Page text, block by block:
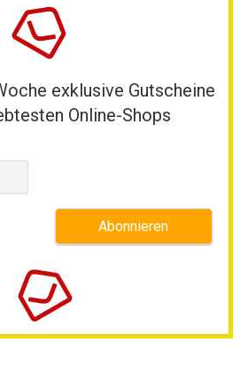
exklusive Gutscheine
Online-Shops